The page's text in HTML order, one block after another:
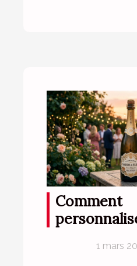
Comment
occasions
1 mars